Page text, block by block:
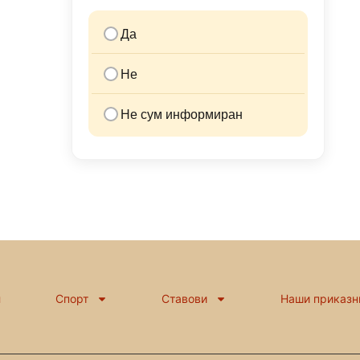
Да
Не
Не сум информиран
Спорт Ставови Наши